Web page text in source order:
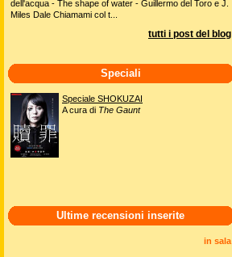
dell'acqua - The shape of water - Guillermo del Toro e J.
Miles Dale Chiamami col t...
tutti i post del blog
Speciali
Speciale SHOKUZAI
A cura di The Gaunt
Ultime recensioni inserite
in sala